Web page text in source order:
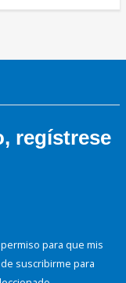
regístrese
para que mis
suscribirme para